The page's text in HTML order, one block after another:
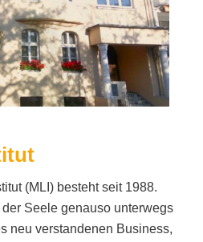
(MLI) besteht seit 1988.
Seele genauso unterwegs
neu verstandenen Business,